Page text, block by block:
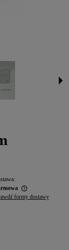
formy dostawy